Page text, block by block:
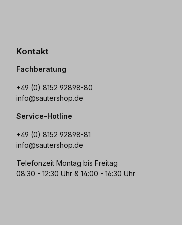
Kontakt
Fachberatung
+49 (0) 8152 92898-80
info@sautershop.de
Service-Hotline
+49 (0) 8152 92898-81
info@sautershop.de
Telefonzeit Montag bis Freitag
08:30 - 12:30 Uhr & 14:00 - 16:30 Uhr